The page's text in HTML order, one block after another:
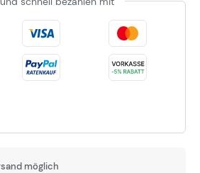
möglich